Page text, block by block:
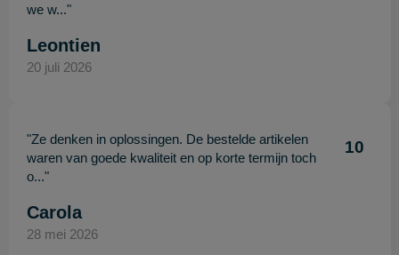
we w..."
Leontien
20 juli 2026
"Ze denken in oplossingen. De bestelde artikelen
waren van goede kwaliteit en op korte termijn toch
o..."
10
Carola
28 mei 2026